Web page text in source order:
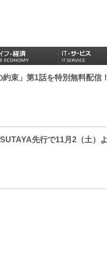
束」第1話を特別無料配信！